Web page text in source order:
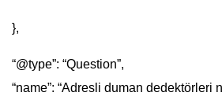
},
“@type”: “Question”,
“name”: “Adresli duman dedektörleri